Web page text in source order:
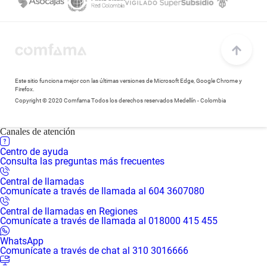
Este sitio funciona mejor con las últimas versiones de Microsoft Edge, Google Chrome y
Firefox.
Copyright © 2020 Comfama Todos los derechos reservados Medellín - Colombia
Canales de atención
Centro de ayuda
Consulta las preguntas más frecuentes
Central de llamadas
Comunícate a través de llamada al 604 3607080
Central de llamadas en Regiones
Comunícate a través de llamada al 018000 415 455
WhatsApp
Comunícate a través de chat al 310 3016666